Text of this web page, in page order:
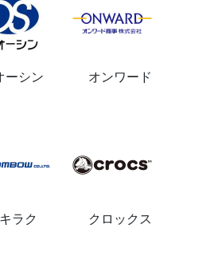
ーシン オンワード
キラク クロックス